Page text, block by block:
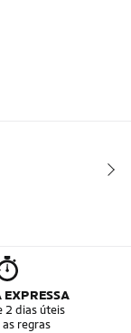
EXPRESSA
2 dias úteis
regras